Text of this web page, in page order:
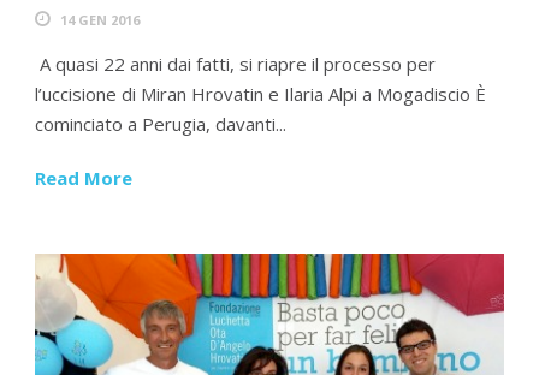
14 GEN 2016
A quasi 22 anni dai fatti, si riapre il processo per
l’uccisione di Miran Hrovatin e Ilaria Alpi a Mogadiscio È
cominciato a Perugia, davanti...
Read More